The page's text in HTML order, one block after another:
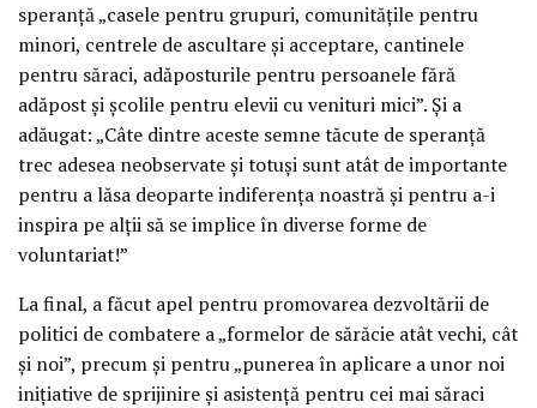
speranță „casele pentru grupuri, comunitățile pentru
minori, centrele de ascultare și acceptare, cantinele
pentru săraci, adăposturile pentru persoanele fără
adăpost și școlile pentru elevii cu venituri mici”. Și a
adăugat: „Câte dintre aceste semne tăcute de speranță
trec adesea neobservate și totuși sunt atât de importante
pentru a lăsa deoparte indiferența noastră și pentru a-i
inspira pe alții să se implice în diverse forme de
voluntariat!”
La final, a făcut apel pentru promovarea dezvoltării de
politici de combatere a „formelor de sărăcie atât vechi, cât
și noi”, precum și pentru „punerea în aplicare a unor noi
inițiative de sprijinire și asistență pentru cei mai săraci